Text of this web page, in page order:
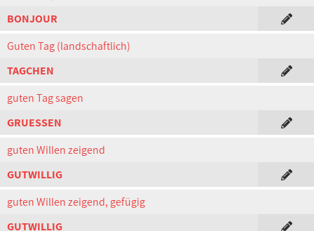
BONJOUR
Guten Tag (landschaftlich)
TAGCHEN
guten Tag sagen
GRUESSEN
guten Willen zeigend
GUTWILLIG
guten Willen zeigend, gefügig
GUTWILLIG